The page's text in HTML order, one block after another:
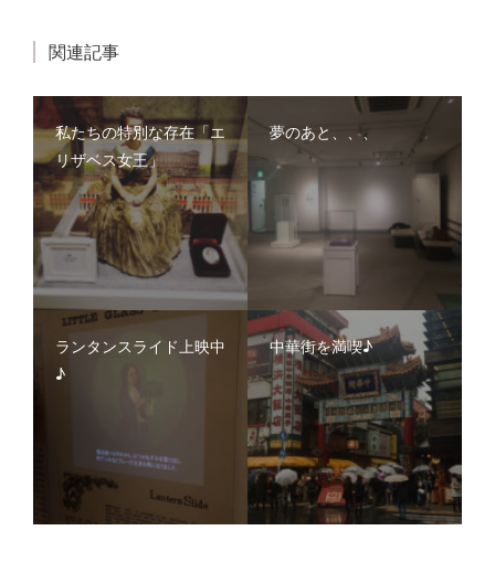
関連記事
私たちの特別な存在「エ
リザベス女王」
夢のあと、、、
ランタンスライド上映中
♪
中華街を満喫♪